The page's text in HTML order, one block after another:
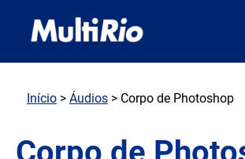
Início > Áudios > Corpo de Photoshop